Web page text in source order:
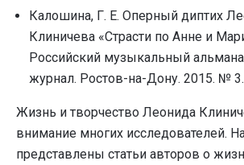
Калошина, Г. Е. Оперный диптих
Клиничева «Страсти по Анне и
Российский музыкальный
журнал. Ростов-на-Дону. 2015. №
Жизнь и творчество Леонида
внимание многих исследователей.
представлены статьи авторов о